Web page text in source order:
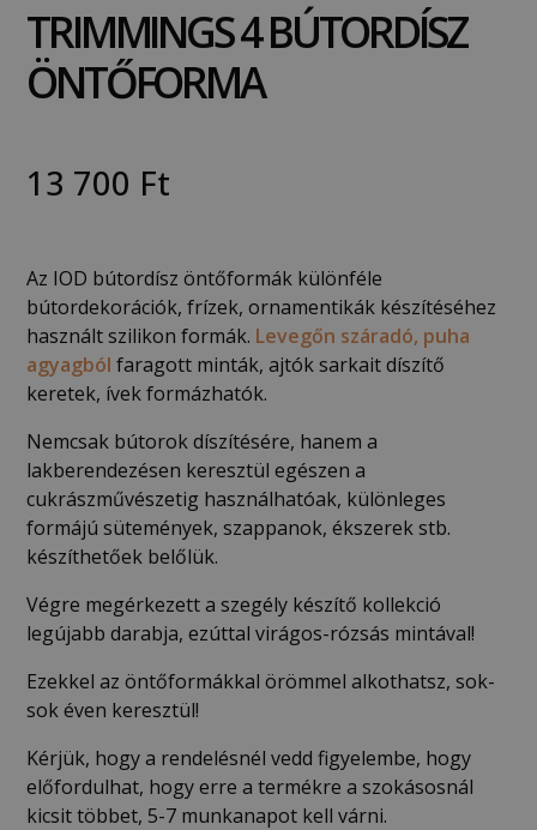
TRIMMINGS 4 BÚTORDÍSZ
ÖNTŐFORMA
13 700 Ft
Az IOD bútordísz öntőformák különféle
bútordekorációk, frízek, ornamentikák készítéséhez
használt szilikon formák. Levegőn száradó, puha
agyagból faragott minták, ajtók sarkait díszítő
keretek, ívek formázhatók.
Nemcsak bútorok díszítésére, hanem a
lakberendezésen keresztül egészen a
cukrászművészetig használhatóak, különleges
formájú sütemények, szappanok, ékszerek stb.
készíthetőek belőlük.
Végre megérkezett a szegély készítő kollekció
legújabb darabja, ezúttal virágos-rózsás mintával!
Ezekkel az öntőformákkal örömmel alkothatsz, sok-
sok éven keresztül!
Kérjük, hogy a rendelésnél vedd figyelembe, hogy
előfordulhat, hogy erre a termékre a szokásosnál
kicsit többet, 5-7 munkanapot kell várni.